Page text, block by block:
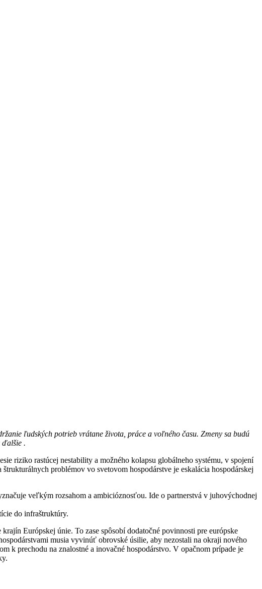
ľudských potrieb vrátane života, práce a voľného času. Zmeny sa budú
ďalšie .
riziko rastúcej nestability a možného kolapsu globálneho systému, v spojení
problémov vo svetovom hospodárstve je eskalácia hospodárskej
veľkým rozsahom a ambicióznosťou. Ide o partnerstvá v juhovýchodnej
do infraštruktúry.
Európskej únie. To zase spôsobí dodatočné povinnosti pre európske
musia vyvinúť obrovské úsilie, aby nezostali na okraji nového
k prechodu na znalostné a inovačné hospodárstvo. V opačnom prípade je